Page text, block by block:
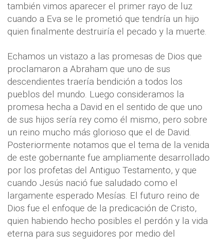
también vimos aparecer el primer rayo de luz
cuando a Eva se le prometió que tendría un hijo
quien finalmente destruiría el pecado y la muerte.
Echamos un vistazo a las promesas de Dios que
proclamaron a Abraham que uno de sus
descendientes traería bendición a todos los
pueblos del mundo. Luego consideramos la
promesa hecha a David en el sentido de que uno
de sus hijos sería rey como él mismo, pero sobre
un reino mucho más glorioso que el de David.
Posteriormente notamos que el tema de la venida
de este gobernante fue ampliamente desarrollado
por los profetas del Antiguo Testamento, y que
cuando Jesús nació fue saludado como el
largamente esperado Mesías. El futuro reino de
Dios fue el enfoque de la predicación de Cristo,
quien habiendo hecho posibles el perdón y la vida
eterna para sus seguidores por medio del